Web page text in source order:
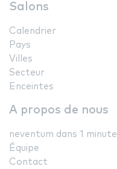
Salons
Calendrier
Pays
Villes
Secteur
Enceintes
A propos de nous
neventum dans 1 minute
Équipe
Contact